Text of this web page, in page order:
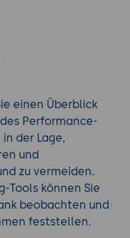
einen Überblick
Performance-
der Lage,
und
zu vermeiden.
Tools können Sie
beobachten und
feststellen.